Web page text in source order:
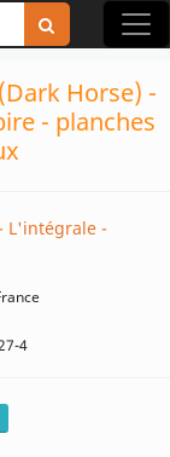
Horse) -
- planches
L'intégrale -
4